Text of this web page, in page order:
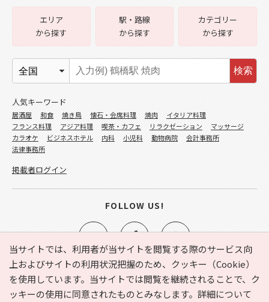
当サイトでは、利用者が当サイトを閲覧する際のサービス向
上およびサイトの利用状況把握のため、クッキー（Cookie）
を使用しています。当サイトでは閲覧を継続されることで、ク
ッキーの使用に同意されたものとみなします。詳細について
e-NAVITA（イーナビタ）とは？ お気に入り
ヘルプ
利用規約
個人情報の取り扱いについて 運営会社
エリア
から探す
駅・路線
から探す
カテゴリー
から探す
検索
人気キーワード
居酒屋 和食 焼き鳥 懐石・会席料理 焼肉
イタリア料理
フランス料理
アジア料理 喫茶・カフェ リラクゼーション
マッサージ
カラオケ
ビジネスホテル 内科 小児科 動物病院
会計事務所
法律事務所
掲載者ログイン
FOLLOW US!